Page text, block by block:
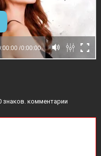
знаков. комментарии